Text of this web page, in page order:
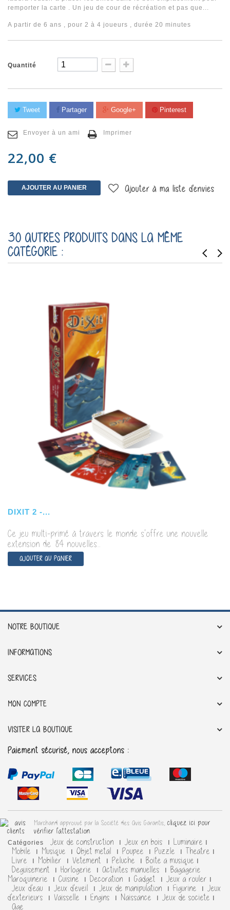
remporter la carte . Un jeu de cour de récréation et pas que...
A partir de 6 ans , pour 2 à 4 joueurs , durée 20 minutes
Quantité
Tweet Partager Google+ Pinterest
Envoyer à un ami Imprimer
22,00 €
AJOUTER AU PANIER Ajouter à ma liste d'envies
30 AUTRES PRODUITS DANS LA MÊME
CATÉGORIE :
DIXIT 2 -...
Ce jeu multi-primé à travers le monde s'offre une nouvelle
extension de 84 nouvelles...
AJOUTER AU PANIER
NOTRE BOUTIQUE
INFORMATIONS
SERVICES
MON COMPTE
VISITER LA BOUTIQUE
Paiement sécurisé, nous acceptons :
Marchand approuvé par la Société des Avis Garantis, cliquez ici pour
vérifier l'attestation
Catégories
Jeux de construction Jeux en bois
Luminaire
Mobile
Musique Objet metal Poupee Puzzle
Theatre
Livre
Mobilier Vetement Peluche
Boite a musique
Deguisement
Horlogerie Activites manuelles
Bagagerie
Maroquinerie
Cuisine Decoration Gadget
Jeux a rouler
Jeux d'eau
Jeux d'eveil Jeux de manipulation Figurine
Jeux
d'exterieurs
Vaisselle Engins Naissance
Jeux de societe
Age